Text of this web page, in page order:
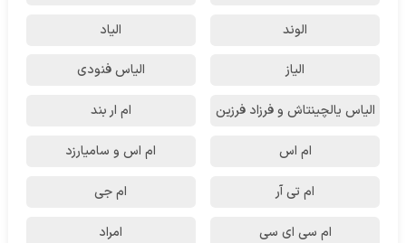
الوند الیاد
الیاز الیاس فنودی
الیاس یالچینتاش و فرزاد فرزین ام‌ ار بند
ام اس ام اس و سامیارزد
ام تی آر ام جی
ام سی ای سی امراد